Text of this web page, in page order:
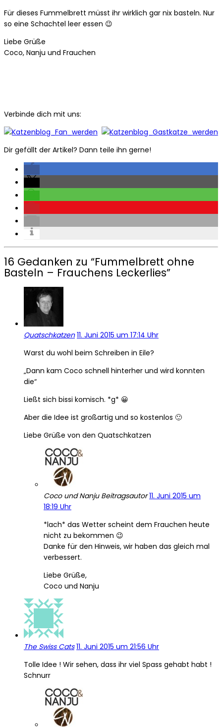
Für dieses Fummelbrett müsst ihr wirklich gar nix basteln. Nur
so eine Schachtel leer essen 😉
Liebe Grüße
Coco, Nanju und Frauchen
Verbinde dich mit uns:
Dir gefällt der Artikel? Dann teile ihn gerne!
16 Gedanken zu “Fummelbrett ohne
Basteln – Frauchens Leckerlies”
Quatschkatzen 11. Juni 2015 um 17:14 Uhr
Warst du wohl beim Schreiben in Eile?
„Dann kam Coco schnell hinterher und wird konnten
die“
Ließt sich bissi komisch. *g* 😀
Aber die Idee ist großartig und so kostenlos 🙂
Liebe Grüße von den Quatschkatzen
Coco und Nanju Beitragsautor 11. Juni 2015 um
18:19 Uhr
*lach* das Wetter scheint dem Frauchen heute
nicht zu bekommen 😉
Danke für den Hinweis, wir haben das gleich mal
verbessert.
Liebe Grüße,
Coco und Nanju
The Swiss Cats 11. Juni 2015 um 21:56 Uhr
Tolle Idee ! Wir sehen, dass ihr viel Spass gehabt habt !
Schnurr